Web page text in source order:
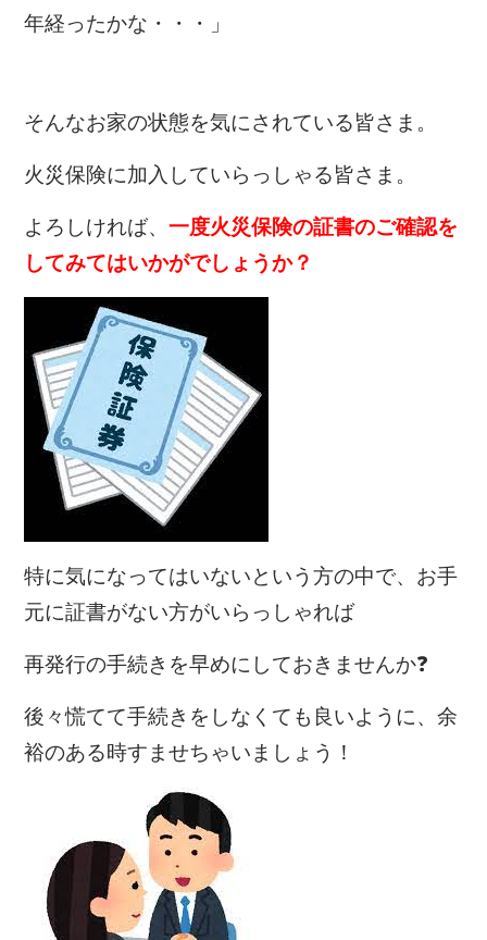
年経ったかな・・・」
そんなお家の状態を気にされている皆さま。
火災保険に加入していらっしゃる皆さま。
よろしければ、一度火災保険の証書のご確認を
してみてはいかがでしょうか？
特に気になってはいないという方の中で、お手
元に証書がない方がいらっしゃれば
再発行の手続きを早めにしておきませんか❓
後々慌てて手続きをしなくても良いように、余
裕のある時すませちゃいましょう！